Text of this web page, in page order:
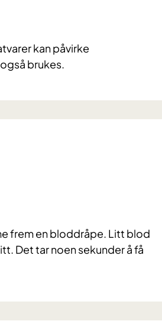
kan påvirke
brukes.
frem en bloddråpe. Litt blod
Det tar noen sekunder å få